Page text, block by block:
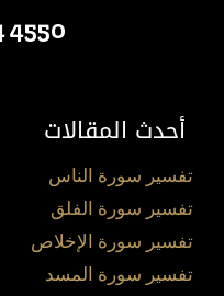
4550 824 514 1 +
أحدث المقالات
تفسير سورة الناس
تفسير سورة الفلق
تفسير سورة الإخلاص
تفسير سورة المسد